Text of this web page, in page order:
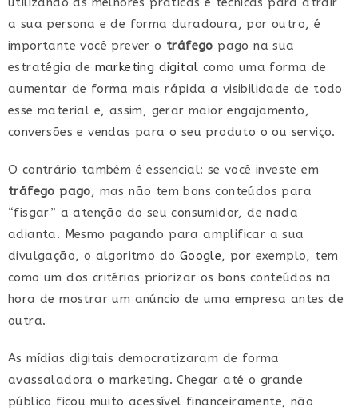
a sua persona e de forma duradoura, por outro, é
importante você prever o tráfego pago na sua
estratégia de marketing digital como uma forma de
aumentar de forma mais rápida a visibilidade de todo
esse material e, assim, gerar maior engajamento,
conversões e vendas para o seu produto o ou serviço.
O contrário também é essencial: se você investe em
tráfego pago, mas não tem bons conteúdos para
“fisgar” a atenção do seu consumidor, de nada
adianta. Mesmo pagando para amplificar a sua
divulgação, o algoritmo do Google, por exemplo, tem
como um dos critérios priorizar os bons conteúdos na
hora de mostrar um anúncio de uma empresa antes de
outra.
As mídias digitais democratizaram de forma
avassaladora o marketing. Chegar até o grande
público ficou muito acessível financeiramente, não